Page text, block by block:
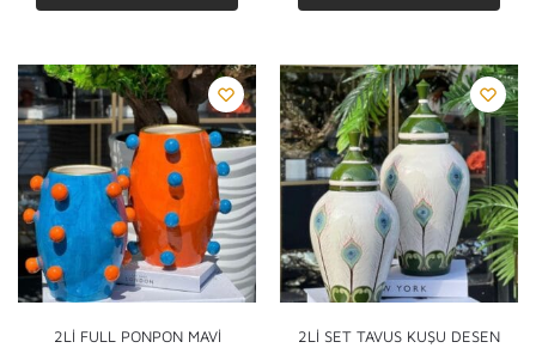
2Lİ FULL PONPON MAVİ
2Lİ SET TAVUS KUŞU DESEN